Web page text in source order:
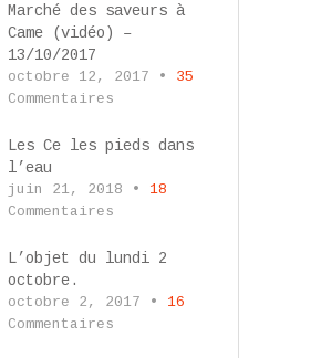
Marché des saveurs à
Came (vidéo) –
13/10/2017
octobre 12, 2017 • 35
Commentaires
Les Ce les pieds dans
l’eau
juin 21, 2018 • 18
Commentaires
L’objet du lundi 2
octobre.
octobre 2, 2017 • 16
Commentaires